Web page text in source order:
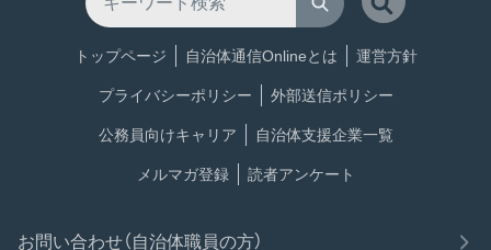
トップページ 自治体通信Onlineとは 運営方針
プライバシーポリシー 外部送信ポリシー
公務員向けキャリア 自治体支援企業一覧
メルマガ登録 読者アンケート
お問い合わせ（自治体職員の方）